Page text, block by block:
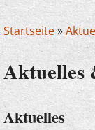
Startseite»
Aktuelles
Aktuelles